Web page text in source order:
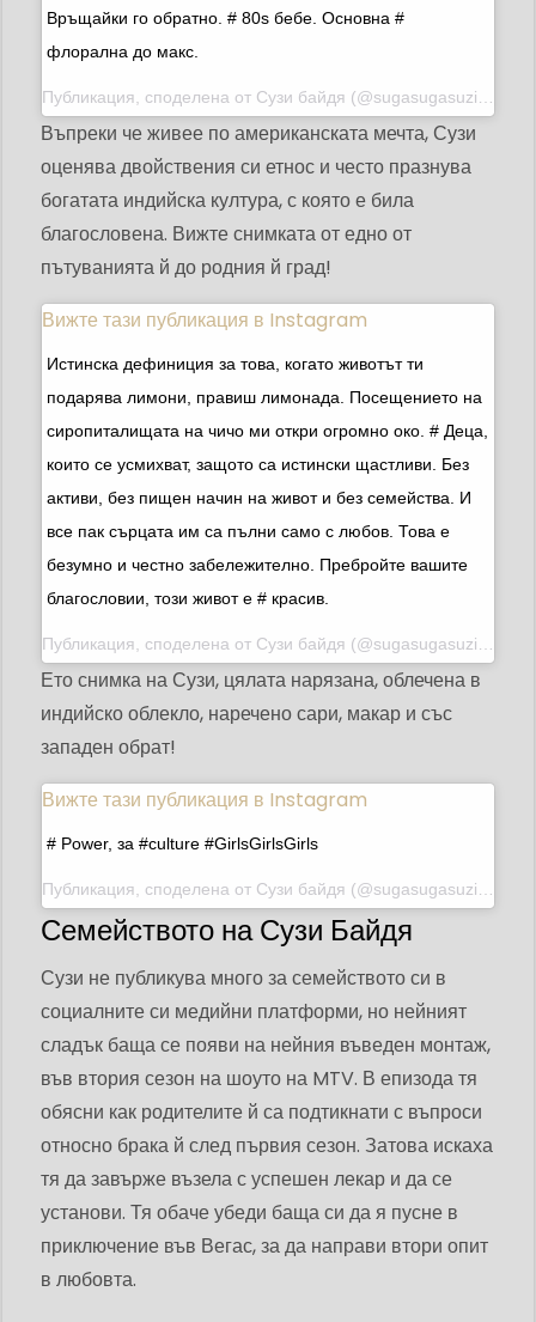
Връщайки го обратно. # 80s бебе. Основна #
флорална до макс.
Публикация, споделена от Сузи байдя (@sugasugasuzi) на 13 февруари 2014 г. в 11:41 ч. PST
Въпреки че живее по американската мечта, Сузи
оценява двойствения си етнос и често празнува
богатата индийска култура, с която е била
благословена. Вижте снимката от едно от
пътуванията й до родния й град!
Вижте тази публикация в Instagram
Истинска дефиниция за това, когато животът ти
подарява лимони, правиш лимонада. Посещението на
сиропиталищата на чичо ми откри огромно око. # Деца,
които се усмихват, защото са истински щастливи. Без
активи, без пищен начин на живот и без семейства. И
все пак сърцата им са пълни само с любов. Това е
безумно и честно забележително. Пребройте вашите
благословии, този живот е # красив.
Публикация, споделена от Сузи байдя (@sugasugasuzi) на 20 януари 2017 г. в 12:44 ч. PST
Ето снимка на Сузи, цялата нарязана, облечена в
индийско облекло, наречено сари, макар и със
западен обрат!
Вижте тази публикация в Instagram
# Power, за #culture #GirlsGirlsGirls
Публикация, споделена от Сузи байдя (@sugasugasuzi) на 12 ноември 2018 г. в 18:43 ч. PST
Семейството на Сузи Байдя
Сузи не публикува много за семейството си в
социалните си медийни платформи, но нейният
сладък баща се появи на нейния въведен монтаж,
във втория сезон на шоуто на MTV. В епизода тя
обясни как родителите й са подтикнати с въпроси
относно брака й след първия сезон. Затова искаха
тя да завърже възела с успешен лекар и да се
установи. Тя обаче убеди баща си да я пусне в
приключение във Вегас, за да направи втори опит
в любовта.